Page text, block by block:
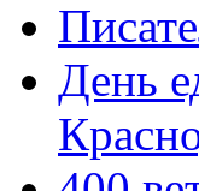
День